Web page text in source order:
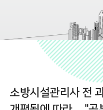
소방시설관리사 전